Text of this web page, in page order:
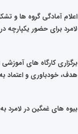
اعلام آمادگی گروه ها و
لامرد برای حضور یکپارچه
برگزاری کارگاه های آموزشی
هدف، خودباوری و اعتماد
بیوه های غمگین در لامرد